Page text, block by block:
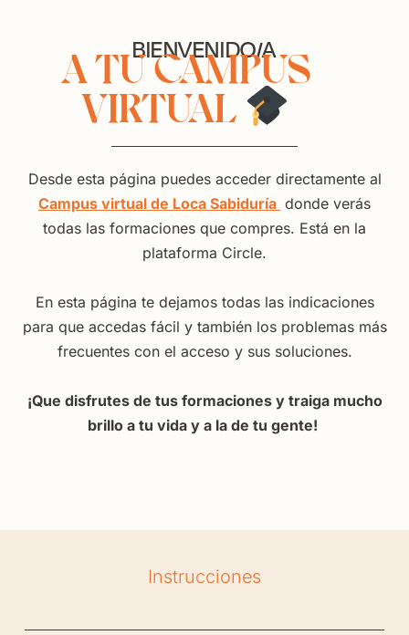
BIENVENIDO/A
A TU CAMPUS
VIRTUAL
Desde esta página puedes acceder directamente al
Campus virtual de Loca Sabiduría donde verás
todas las formaciones que compres. Está en la
plataforma Circle.
En esta página te dejamos todas las indicaciones
para que accedas fácil y también los problemas más
frecuentes con el acceso y sus soluciones.
¡Que disfrutes de tus formaciones y traiga mucho
brillo a tu vida y a la de tu gente!
Instrucciones